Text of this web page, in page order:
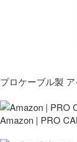
プロケーブル製
Amazon | PRO